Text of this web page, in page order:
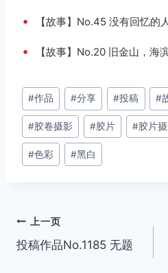
• 【故事】No.45 没有回忆的
• 【故事】No.20 旧金山，海
文
章
标
签：
#作品 #分享 #投稿 #
#胶卷摄影 #胶片 #胶片
#色彩 #黑白
文
章
上一页
投稿作品No.1185 无题